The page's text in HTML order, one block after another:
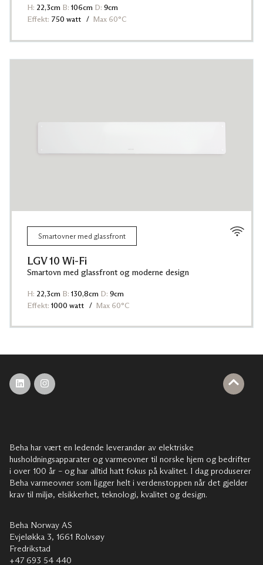
H: 22,3cm B: 106cm D: 9cm
Effekt: 750 watt Max 60°C
Smartovner med glassfront
LGV 10 Wi-Fi
Smartovn med glassfront og moderne design
H: 22,3cm B: 130,8cm D: 9cm
Effekt: 1000 watt Max 60°C
Beha har vært en ledende leverandør av elektriske
husholdningsapparater og varmeovner til norske hjem og bedrifter
i over 100 år – og har alltid hatt fokus på kvalitet. I dag produserer
Beha varmeovner som ligger helt i verdenstoppen når det gjelder
krav til miljø, elsikkerhet, teknologi, kvalitet og design.
Beha Norway AS
Evjeløkka 3, 1661 Rolvsøy
Fredrikstad
+47 693 54 440